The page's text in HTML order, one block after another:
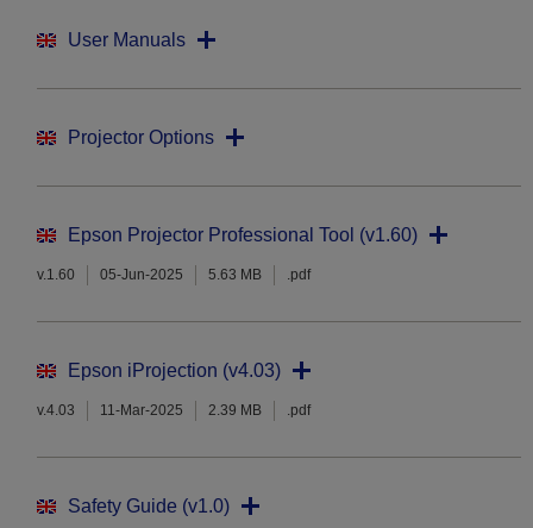
User Manuals
Projector Options
Epson Projector Professional Tool (v1.60)
v.1.60 05-Jun-2025 5.63 MB .pdf
Epson iProjection (v4.03)
v.4.03 11-Mar-2025 2.39 MB .pdf
Safety Guide (v1.0)